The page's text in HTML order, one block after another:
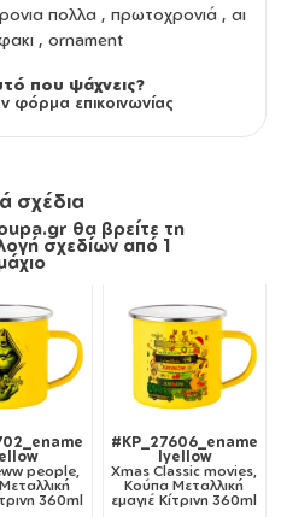
πολλα , πρωτοχρονιά , αι
, ornament
που ψάχνεις?
φόρμα επικοινωνίας
σχέδια
θα βρείτε τη
σχεδίων από 1
people,
360ml
#KP_27606_ename
lyellow
Xmas Classic movies,
Κούπα Μεταλλική
εμαγιέ Κίτρινη 360ml